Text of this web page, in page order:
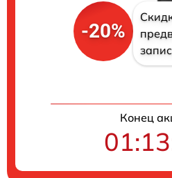
-20%
Конец